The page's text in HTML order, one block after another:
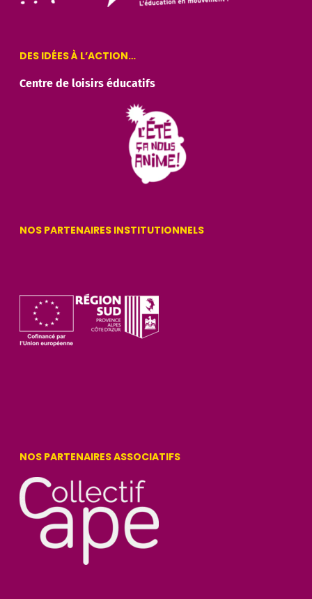
DES IDÉES À L’ACTION…
Centre de loisirs éducatifs
NOS PARTENAIRES INSTITUTIONNELS
NOS PARTENAIRES ASSOCIATIFS